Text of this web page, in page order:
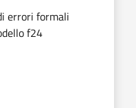
errori formali
f24